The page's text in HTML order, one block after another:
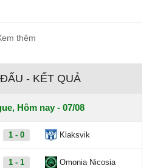
thêm
- KẾT QUẢ
Hôm nay - 07/08
1 - 0 Klaksvik
1 - 1 Omonia Nicosia